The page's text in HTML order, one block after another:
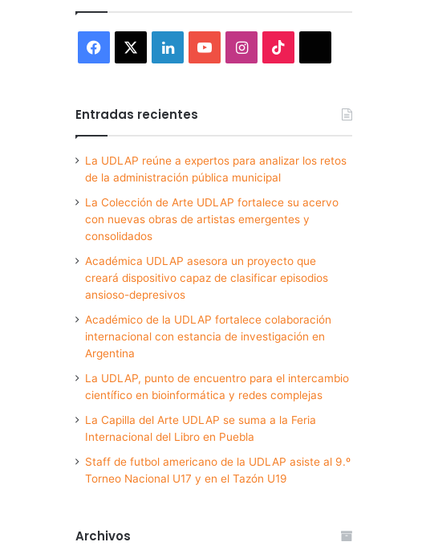
Facebook LinkedInYouTubeInstagram
Entradas recientes
La UDLAP reúne a expertos para analizar los retos
de la administración pública municipal
La Colección de Arte UDLAP fortalece su acervo
con nuevas obras de artistas emergentes y
consolidados
Académica UDLAP asesora un proyecto que
creará dispositivo capaz de clasificar episodios
ansioso-depresivos
Académico de la UDLAP fortalece colaboración
internacional con estancia de investigación en
Argentina
La UDLAP, punto de encuentro para el intercambio
científico en bioinformática y redes complejas
La Capilla del Arte UDLAP se suma a la Feria
Internacional del Libro en Puebla
Staff de futbol americano de la UDLAP asiste al 9.º
Torneo Nacional U17 y en el Tazón U19
Archivos